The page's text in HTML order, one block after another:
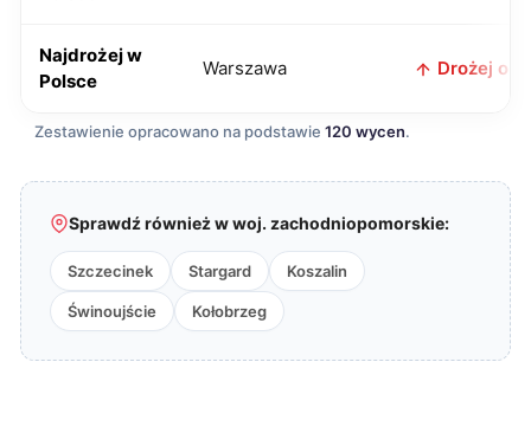
Najdrożej w
Polsce
Warszawa Drożej o
Zestawienie opracowano na podstawie 120 wycen.
Sprawdź również w woj. zachodniopomorskie:
Szczecinek Stargard Koszalin
Świnoujście Kołobrzeg